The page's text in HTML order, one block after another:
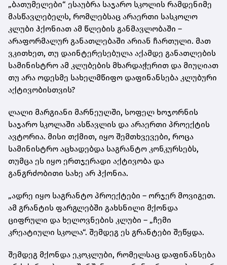
„ბათუმელები“ ესაუბრა საჯარო სკოლის რამდენიმე
მასწავლებელს, რომლებსაც არაერთი სასკოლო
კლუბი ჰქონიათ ამ წლების განმავლობაში –
არაფორმალურ განათლებაში არიან ჩართული. მათ
ვკითხეთ, თუ დაინტერესებულა აქამდე განათლების
სამინისტრო ამ კლუბების მხარდაჭერით და მიუღიათ
თუ არა ოდესმე სახელმწიფო დაფინანსება კლუბური
აქტივობისთვის?
ლალი მარგიანი მარნეულში, სოფელ ხოჯორნის
საჯარო სკოლაში ასწავლის და არაერთი პროექტის
ავტორია. მისი თქმით, იყო შემთხვევები, როცა
სამინისტრო აცხადებდა საგრანტო კონკურსებს,
თუმცა ეს იყო ერთჯერადი აქტივობა და
განგრძობითი სახე არ ჰქონია.
„ადრე იყო საგრანტო პროექტები – ორჯერ მოვიგეთ.
ამ გრანტის ფარგლებში გახსნილი მქონდა
ციფრული და ხელოვნების კლუბი – „ჩემი
კრეატიული სკოლა“. შემდეგ ეს გრანტები შეწყდა.
შემდეგ მქონდა ეკოკლუბი, რომელსაც დაფინანსება